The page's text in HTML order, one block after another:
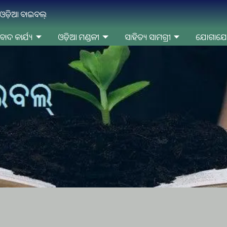
ଓଡ଼ିଆ ବାଇବଲ୍
କାର୍ଯ୍ୟ ଓଡ଼ିଆ ମଣ୍ଡଳୀ ସାହିତ୍ୟ ସାମଗ୍ରୀ